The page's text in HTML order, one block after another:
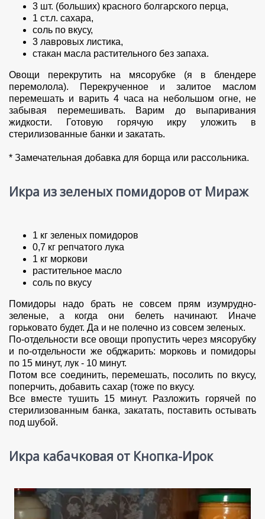
3 шт. (больших) красного болгарского перца,
1 ст.л. сахара,
соль по вкусу,
3 лавровых листика,
стакан масла растительного без запаха.
Овощи перекрутить на мясорубке (я в блендере
перемолола). Перекрученное и залитое маслом
перемешать и варить 4 часа на небольшом огне, не
забывая перемешивать. Варим до выпаривания
жидкости. Готовую горячую икру уложить в
стерилизованные банки и закатать.
* Замечательная добавка для борща или рассольника.
Икра из зеленых помидоров от Мираж
1 кг зеленых помидоров
0,7 кг репчатого лука
1 кг моркови
растительное масло
соль по вкусу
Помидоры надо брать не совсем прям изумрудно-
зеленые, а когда они белеть начинают. Иначе
горьковато будет. Да и не полечно из совсем зеленых.
По-отдельности все овощи пропустить через мясорубку
и по-отдельности же обджарить: морковь и помидоры
по 15 минут, лук - 10 минут.
Потом все соединить, перемешать, посолить по вкусу,
поперчить, добавить сахар (тоже по вкусу.
Все вместе тушить 15 минут. Разложить горячей по
стерилизованным банка, закатать, поставить остывать
под шубой.
Икра кабачковая от Кнопка-Ирок